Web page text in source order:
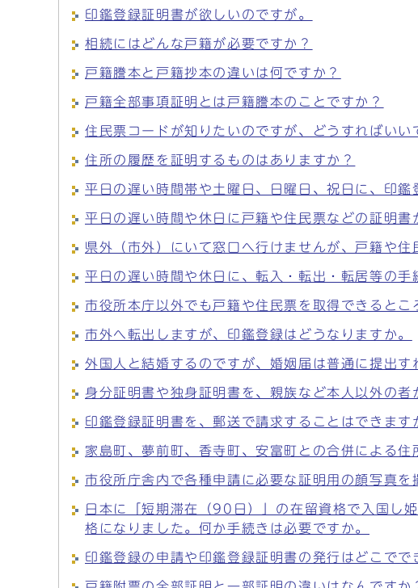
印鑑登録証明書が欲しいのですが。
相続にはどんな戸籍が必要ですか？
戸籍謄本と戸籍抄本の違いは何ですか？
戸籍全部事項証明とは戸籍謄本のことですか？
住民票コードが知りたいのですが、どうすればいい
住所の履歴を証明するものはありますか？
平日の遅い時間帯や土曜日、日曜日、祝日に、印鑑
平日の遅い時間や休日に戸籍や住民票などの証明書
県外（市外）にいて窓口へ行けませんが、戸籍や住
平日の遅い時間や休日に、転入・転出・転居等の手
市役所本庁以外でも戸籍や住民票を取得できるとこ
市外へ転出しますが、印鑑登録はどうなりますか。
外国人と結婚するのですが、婚姻届は普通に提出す
身分証明書や独身証明書を、親族など本人以外の者
印鑑登録証明書を、郵送で請求することはできます
家島町、夢前町、香寺町、安富町との合併による住
市役所庁舎内で各種申請に必要な証明用の顔写真を
日本に「短期滞在（90日）」の在留資格で入国し
格になりました。何か手続きは必要ですか。
印鑑登録の申請や印鑑登録証明書の発行はどこでで